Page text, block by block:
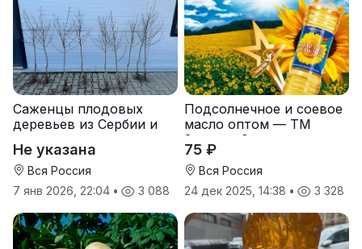
Саженцы плодовых
деревьев из Сербии и
Не указана
Вся Россия
7 янв 2026, 22:04 • 3 088
Подсолнечное и соевое
масло оптом — ТМ
Золотая Семечка
75 ₽
Вся Россия
24 дек 2025, 14:38 • 3 328